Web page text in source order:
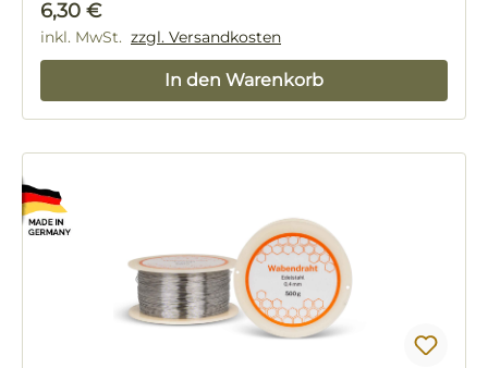
Regulärer Preis:
6,30 €
inkl. MwSt. zzgl. Versandkosten
In den Warenkorb